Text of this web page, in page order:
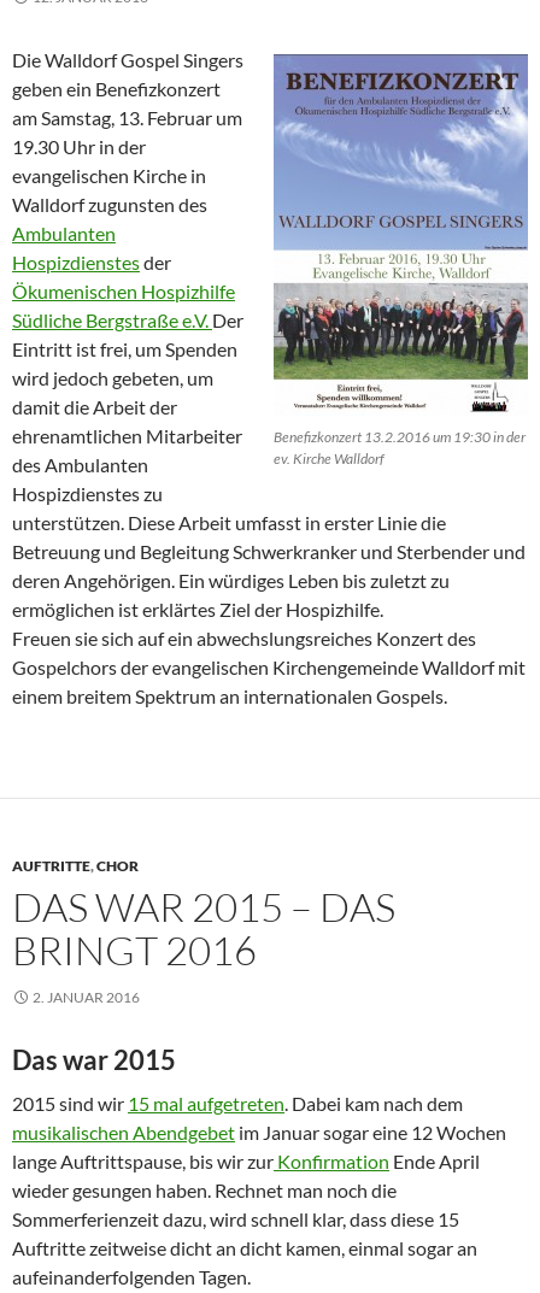
Benefizkonzert 13.2.2016 um 19:30 in der
ev. Kirche Walldorf
Die Walldorf Gospel Singers
geben ein Benefizkonzert
am Samstag, 13. Februar um
19.30 Uhr in der
evangelischen Kirche in
Walldorf zugunsten des
Ambulanten
Hospizdienstesder
Ökumenischen Hospizhilfe
Südliche Bergstraße e.V. Der
Eintritt ist frei, um Spenden
wird jedoch gebeten, um
damit die Arbeit der
ehrenamtlichen Mitarbeiter
des Ambulanten
Hospizdienstes zu
unterstützen. Diese Arbeit umfasst in erster Linie die
Betreuung und Begleitung Schwerkranker und Sterbender und
deren Angehörigen. Ein würdiges Leben bis zuletzt zu
ermöglichen ist erklärtes Ziel der Hospizhilfe.
Freuen sie sich auf ein abwechslungsreiches Konzert des
Gospelchors der evangelischen Kirchengemeinde Walldorf mit
einem breitem Spektrum an internationalen Gospels.
AUFTRITTE,CHOR
DAS WAR 2015 – DAS
BRINGT 2016
2. JANUAR 2016
Das war 2015
2015 sind wir 15 mal aufgetreten. Dabei kam nach dem
musikalischen Abendgebet im Januar sogar eine 12 Wochen
lange Auftrittspause, bis wir zur Konfirmation Ende April
wieder gesungen haben. Rechnet man noch die
Sommerferienzeit dazu, wird schnell klar, dass diese 15
Auftritte zeitweise dicht an dicht kamen, einmal sogar an
aufeinanderfolgenden Tagen.